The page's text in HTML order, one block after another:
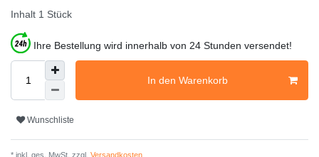
Inhalt 1 Stück
Ihre Bestellung wird innerhalb von 24 Stunden versendet!
In den Warenkorb
Wunschliste
* inkl. ges. MwSt. zzgl. Versandkosten